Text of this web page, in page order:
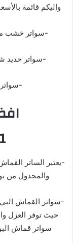
وإليكم قائمة
-سواتر خشب
-سواتر حديد
-سواتر
1-
-يعتبر الساتر
والمجدول من
-سواتر القماش
سواتر قماش البولي